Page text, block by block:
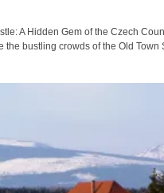
A Hidden Gem of the Czech
the bustling crowds of the Old Town